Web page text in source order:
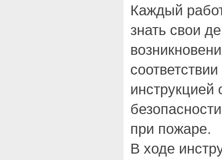
Каждый
знать свои
при пожаре.
В ходе